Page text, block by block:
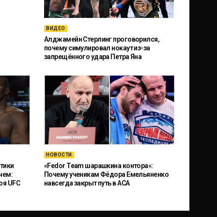
ВИДЕО
Алджамейн Стерлинг проговорился,
почему симулировал нокаут из-за
запрещённого удара Петра Яна
UFC
НОВОСТИ
«Fedor Team шарашкина контора»:
Почему ученикам Фёдора Емельяненко
навсегда закрыт путь в ACA